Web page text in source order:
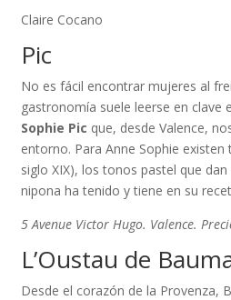
Claire Cocano
Pic
No es fácil encontrar mujeres al
gastronomía suele leerse en
Sophie Pic que, desde Valence,
entorno. Para Anne Sophie
siglo XIX), los tonos pastel que
nipona ha tenido y tiene en su
5 Avenue Victor Hugo. Valence.
L’Oustau de
Desde el corazón de la Provenza,